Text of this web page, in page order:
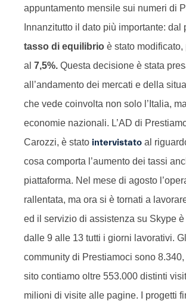
appuntamento mensile sui numeri di
Innanzitutto il dato più importante: dal
tasso di equilibrio è stato
al 7,5%. Questa decisione è stata
all’andamento dei mercati e della
che vede coinvolta non solo l’Italia,
economie nazionali. L’AD di
Carozzi, è stato intervistato al
cosa comporta l’aumento dei tassi
piattaforma. Nel mese di agosto
rallentata, ma ora si è tornati a
ed il servizio di assistenza su Skype
dalle 9 alle 13 tutti i giorni lavorativi.
community di Prestiamoci sono
sito contiamo oltre 553.000 distinti
milioni di visite alle pagine. I progetti